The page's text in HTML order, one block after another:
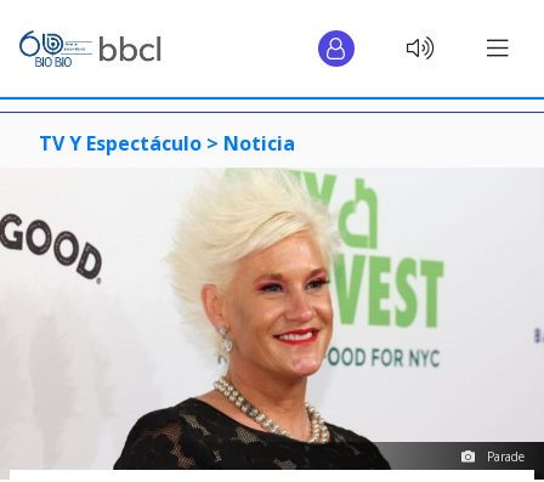
TV Y Espectáculo > Noticia
Parade